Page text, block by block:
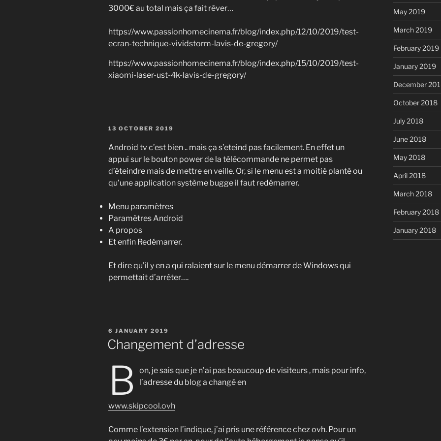
3000€ au total mais ça fait rêver…
https://www.passionhomecinema.fr/blog/index.php/12/10/2019/test-
ecran-technique-vividstorm-lavis-de-gregory/
https://www.passionhomecinema.fr/blog/index.php/15/10/2019/test-
xiaomi-laser-ust-4k-lavis-de-gregory/
POSTED
13 OCTOBER 2019
Android tv c’est bien .. mais ça s’eteind pas facilement. En effet un
appui sur le bouton power de la télécommande ne permet pas
d’éteindre mais de mettre en veille. Or, si le menu est a moitié planté ou
qu’une application système bugge il faut redémarrer.
Menu paramètres
Paramètres Android
A propos
Et enfin Redémarrer.
Et dire qu’il y en a qui ralaient sur le menu démarrer de Windows qui
permettait d’arrêter….
POSTED
ON
6 JANUARY 2019
Changement d’adresse
B
on, je sais que je n’ai pas beaucoup de visiteurs , mais pour info,
l’adresse du blog a changé en
www.skipcool.ovh
Comme l’extension l’indique, j’ai pris une référence chez ovh. Pour un
May 2019
March 2019
February 2019
January 2019
December
October 2018
July 2018
June 2018
May 2018
April 2018
March 2018
February 2018
January 2018